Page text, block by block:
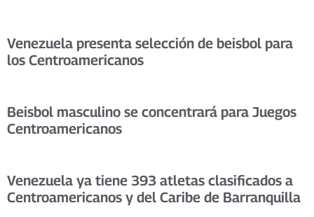
Venezuela presenta selección de beisbol para
los Centroamericanos
Beisbol masculino se concentrará para Juegos
Centroamericanos
Venezuela ya tiene 393 atletas clasificados a
Centroamericanos y del Caribe de Barranquilla